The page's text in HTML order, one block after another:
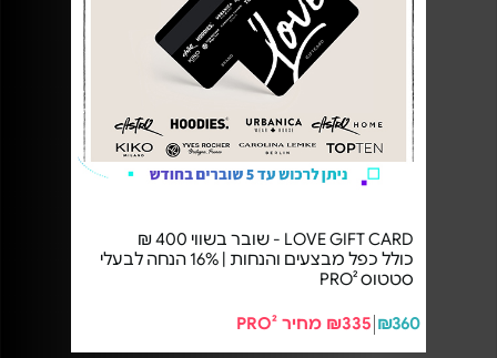
LOVE GIFT CARD - שובר בשווי 400 ₪
כולל כפל מבצעים והנחות | 16% הנחה לבעלי
סטטוס PRO²
₪360 ₪335 מחיר PRO²